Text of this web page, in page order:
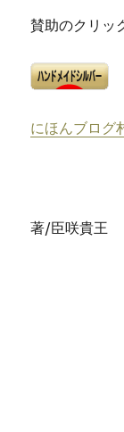
賛助のクリッ
にほんブログ
著/臣咲貴王